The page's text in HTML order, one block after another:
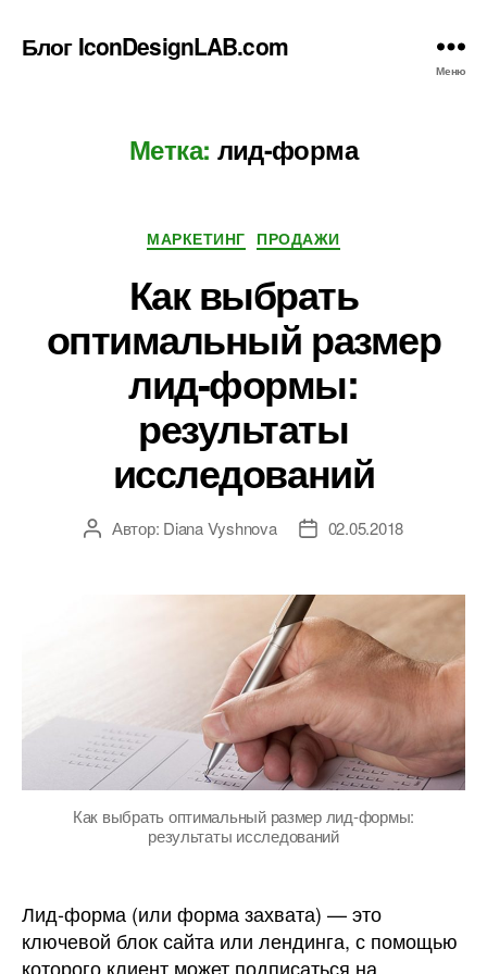
Блог IconDesignLAB.com
Меню
Метка: лид-форма
Рубрики
МАРКЕТИНГ ПРОДАЖИ
Как выбрать
оптимальный размер
лид-формы:
результаты
исследований
АвторАвтор: Diana Vyshnova
Дата02.05.2018
Как выбрать оптимальный размер лид-формы:
результаты исследований
Лид-форма (или форма захвата) — это
ключевой блок сайта или лендинга, с помощью
которого клиент может подписаться на